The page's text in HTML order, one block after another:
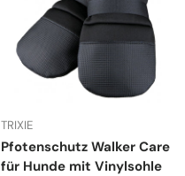
TRIXIE
Pfotenschutz Walker Care
für Hunde mit Vinylsohle